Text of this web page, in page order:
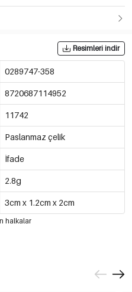
Resimleri indir
0289747-358
8720687114952
11742
Paslanmaz çelik
İfade
2.8g
3cm x 1.2cm x 2cm
halkalar